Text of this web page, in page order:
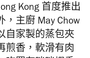
Kong 首度推出
主廚 May Chow
自家製的蒸包夾
煎香，軟滑有肉